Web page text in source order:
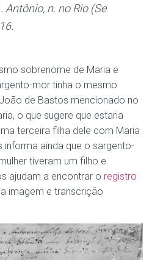
Antônio, n. no Rio (Se
sobrenome de Maria e
mor tinha o mesmo
de Bastos mencionado no
o que sugere que estaria
terceira filha dele com Maria
informa ainda que o sargento-
tiveram um filho e
ajudam a encontrar o registro
imagem e transcrição